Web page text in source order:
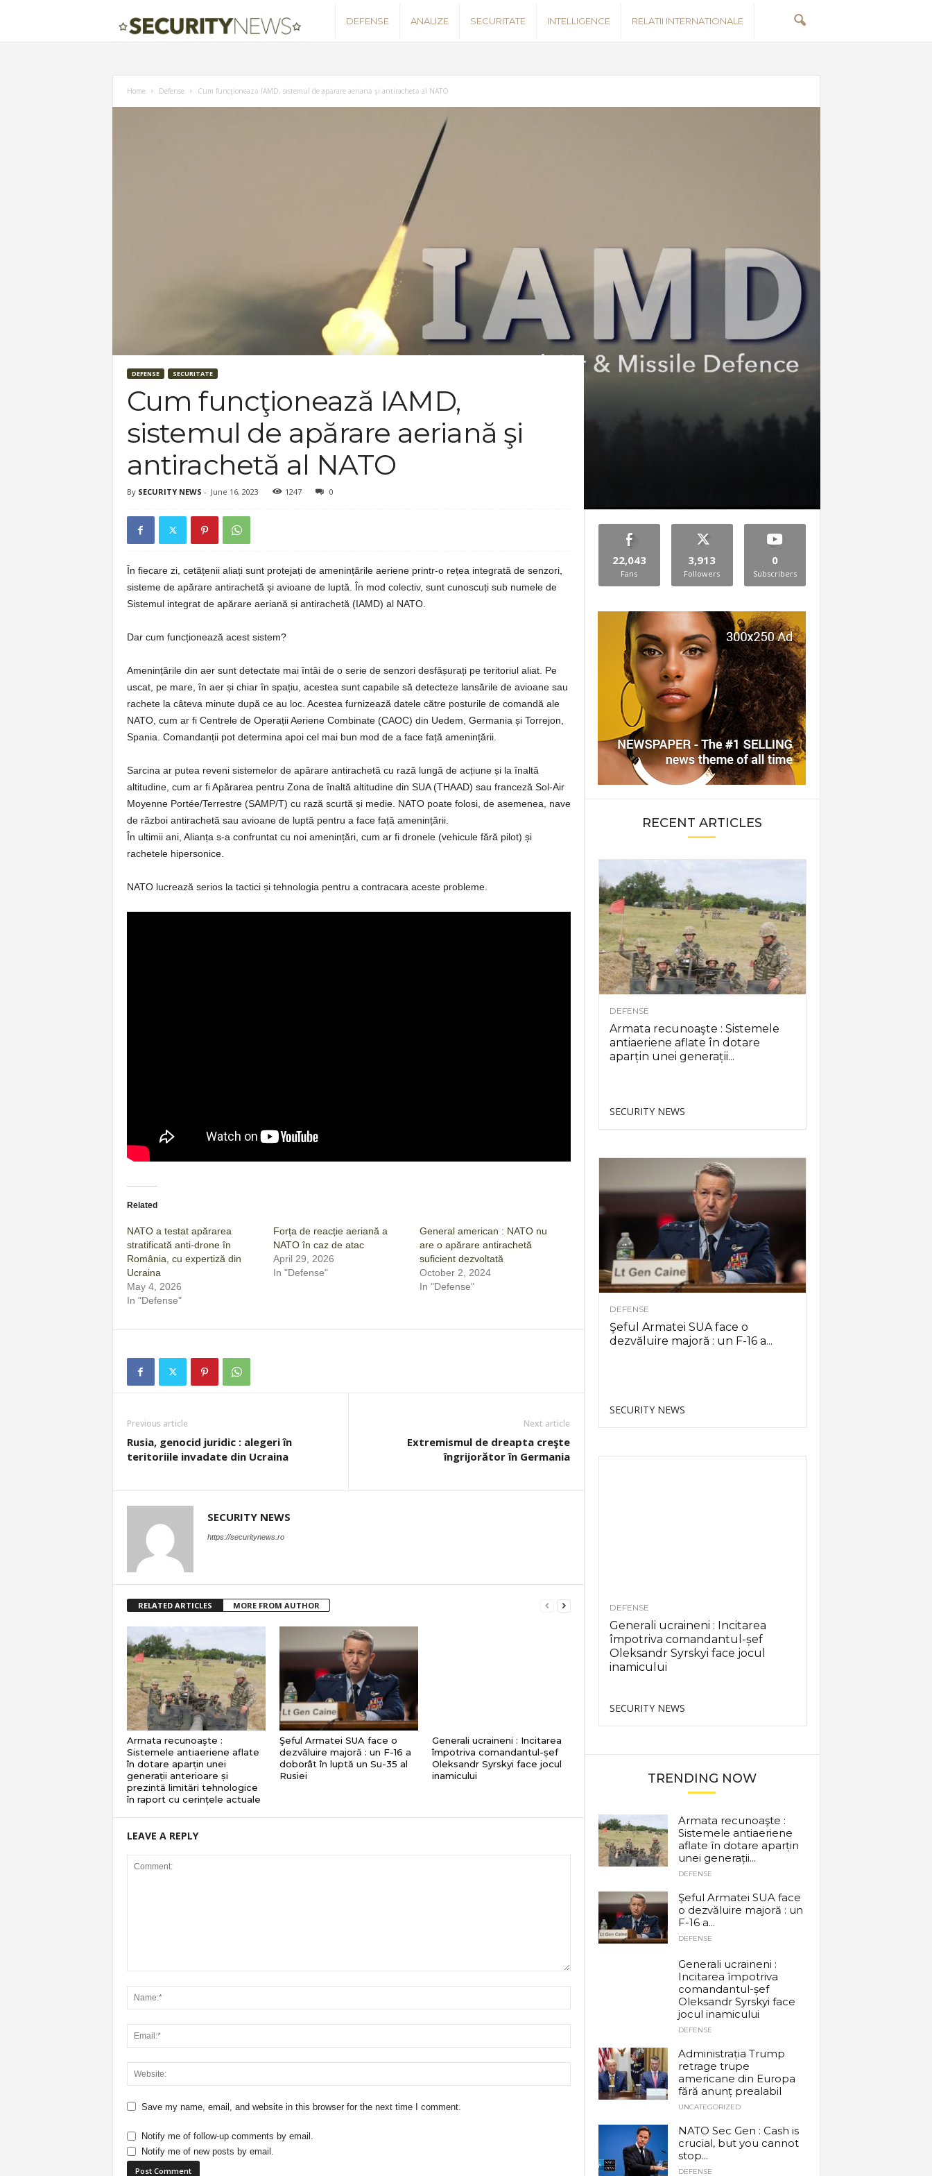
s
DEFENSE ANALIZE SECURITATE INTELLIGENCE RELATII INTERNATIONALE
Home Defense Cum funcţionează IAMD, sistemul de apărare aeriană şi antirachetă al NATO
DEFENSE SECURITATE
Cum funcţionează IAMD,
sistemul de apărare aeriană şi
antirachetă al NATO
By SECURITY NEWS - June 16, 2023 1247 0
În fiecare zi, cetățenii aliați sunt protejați de amenințările aeriene printr-o rețea integrată de senzori,
sisteme de apărare antirachetă și avioane de luptă. În mod colectiv, sunt cunoscuți sub numele de
Sistemul integrat de apărare aeriană și antirachetă (IAMD) al NATO.
Dar cum funcționează acest sistem?
Amenințările din aer sunt detectate mai întâi de o serie de senzori desfășurați pe teritoriul aliat. Pe
uscat, pe mare, în aer și chiar în spațiu, acestea sunt capabile să detecteze lansările de avioane sau
rachete la câteva minute după ce au loc. Acestea furnizează datele către posturile de comandă ale
NATO, cum ar fi Centrele de Operații Aeriene Combinate (CAOC) din Uedem, Germania și Torrejon,
Spania. Comandanții pot determina apoi cel mai bun mod de a face față amenințării.
Sarcina ar putea reveni sistemelor de apărare antirachetă cu rază lungă de acțiune și la înaltă
altitudine, cum ar fi Apărarea pentru Zona de înaltă altitudine din SUA (THAAD) sau franceză Sol-Air
Moyenne Portée/Terrestre (SAMP/T) cu rază scurtă și medie. NATO poate folosi, de asemenea, nave
de război antirachetă sau avioane de luptă pentru a face față amenințării.
În ultimii ani, Alianța s-a confruntat cu noi amenințări, cum ar fi dronele (vehicule fără pilot) și
rachetele hipersonice.
NATO lucrează serios la tactici și tehnologia pentru a contracara aceste probleme.
Related
NATO a testat apărarea
stratificată anti-drone în
România, cu expertiză din
Ucraina
May 4, 2026
In "Defense"
Forța de reacție aeriană a
NATO în caz de atac
April 29, 2026
In "Defense"
General american : NATO nu
are o apărare antirachetă
suficient dezvoltată
October 2, 2024
In "Defense"
Previous article
Rusia, genocid juridic : alegeri în
teritoriile invadate din Ucraina
Next article
Extremismul de dreapta creşte
îngrijorător în Germania
SECURITY NEWS
https://securitynews.ro
RELATED ARTICLES MORE FROM AUTHOR
Armata recunoaşte :
Sistemele antiaeriene aflate
în dotare aparțin unei
generații anterioare și
prezintă limitări tehnologice
în raport cu cerințele actuale
Şeful Armatei SUA face o
dezvăluire majoră : un F-16 a
doborât în luptă un Su-35 al
Rusiei
Generali ucraineni : Incitarea
împotriva comandantul-șef
Oleksandr Syrskyi face jocul
inamicului
LEAVE A REPLY
Save my name, email, and website in this browser for the next time I comment.
Notify me of follow-up comments by email.
Notify me of new posts by email.
22,043
Fans
3,913
Followers
0
Subscribers
RECENT ARTICLES
DEFENSE
Armata recunoaşte : Sistemele
antiaeriene aflate în dotare
aparțin unei generații...
SECURITY NEWS
DEFENSE
Şeful Armatei SUA face o
dezvăluire majoră : un F-16 a...
SECURITY NEWS
DEFENSE
Generali ucraineni : Incitarea
împotriva comandantul-șef
Oleksandr Syrskyi face jocul
inamicului
SECURITY NEWS
TRENDING NOW
Armata recunoaşte :
Sistemele antiaeriene
aflate în dotare aparțin
unei generații...
DEFENSE
Şeful Armatei SUA face
o dezvăluire majoră : un
F-16 a...
DEFENSE
Generali ucraineni :
Incitarea împotriva
comandantul-șef
Oleksandr Syrskyi face
jocul inamicului
DEFENSE
Administrația Trump
retrage trupe
americane din Europa
fără anunț prealabil
UNCATEGORIZED
NATO Sec Gen : Cash is
crucial, but you cannot
stop...
DEFENSE